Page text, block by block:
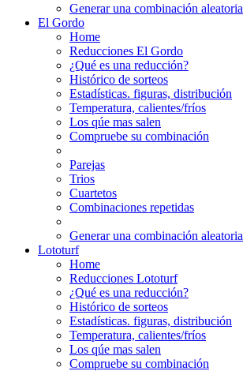
Generar una combinación aleatoria
El Gordo
Home
Reducciones El Gordo
¿Qué es una reducción?
Histórico de sorteos
Estadísticas. figuras, distribución
Temperatura, calientes/fríos
Los qúe mas salen
Compruebe su combinación
Parejas
Trios
Cuartetos
Combinaciones repetidas
Generar una combinación aleatoria
Lototurf
Home
Reducciones Lototurf
¿Qué es una reducción?
Histórico de sorteos
Estadísticas. figuras, distribución
Temperatura, calientes/fríos
Los qúe mas salen
Compruebe su combinación